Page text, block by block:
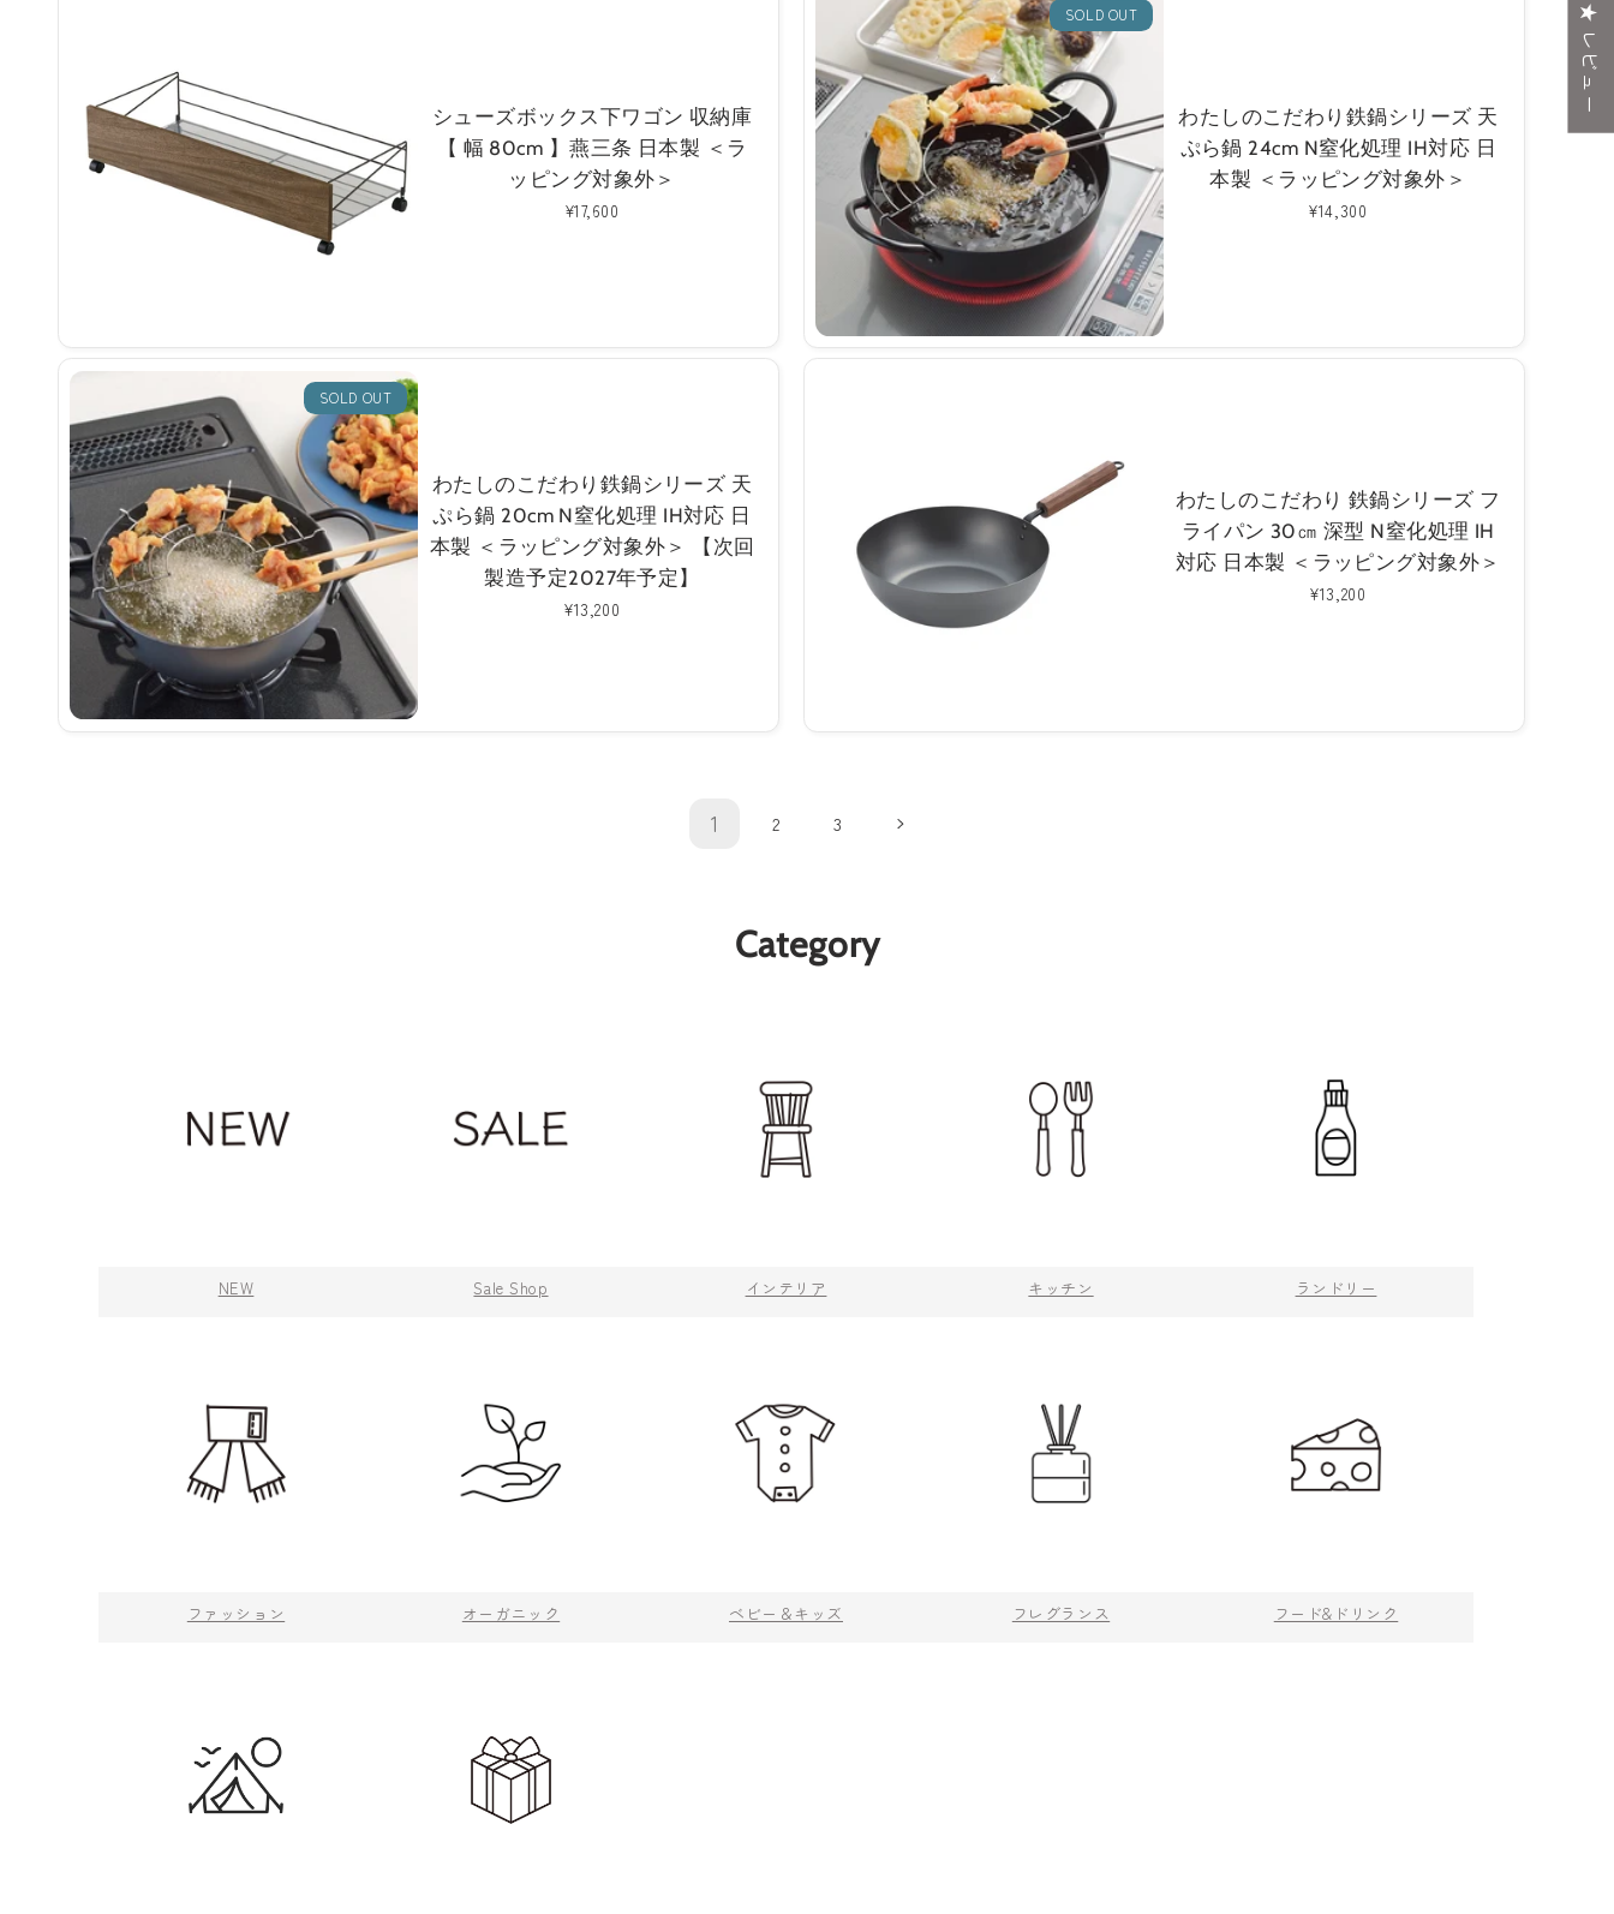
シューズボックス下ワゴン 収納庫
【 幅 80cm 】燕三条 日本製 ＜ラ
ッピング対象外＞
通
¥17,600
SOLD OUT
わたしのこだわり鉄鍋シリーズ 天
ぷら鍋 24cm N窒化処理 IH対応 日
本製 ＜ラッピング対象外＞
通
¥14,300
SOLD OUT
わたしのこだわり鉄鍋シリーズ 天
ぷら鍋 20cm N窒化処理 IH対応 日
本製 ＜ラッピング対象外＞ 【次回
製造予定2027年予定】
通
¥13,200
わたしのこだわり 鉄鍋シリーズ フ
ライパン 30㎝ 深型 N窒化処理 IH
対応 日本製 ＜ラッピング対象外＞
通
¥13,200
1 2 3
Category
NEW Sale Shop インテリア キッチン ランドリー
ファッション オーガニック ベビー＆キッズ フレグランス フード&ドリンク
★ レビュー